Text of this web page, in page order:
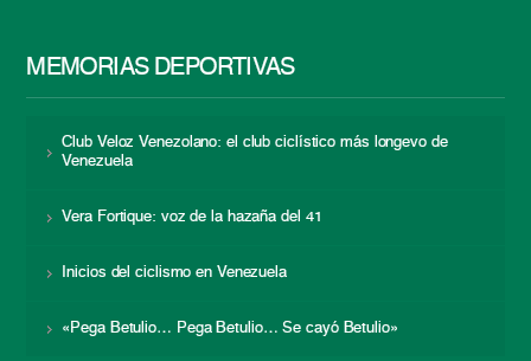
MEMORIAS DEPORTIVAS
Club Veloz Venezolano: el club ciclístico más longevo de
Venezuela
Vera Fortique: voz de la hazaña del 41
Inicios del ciclismo en Venezuela
«Pega Betulio… Pega Betulio… Se cayó Betulio»